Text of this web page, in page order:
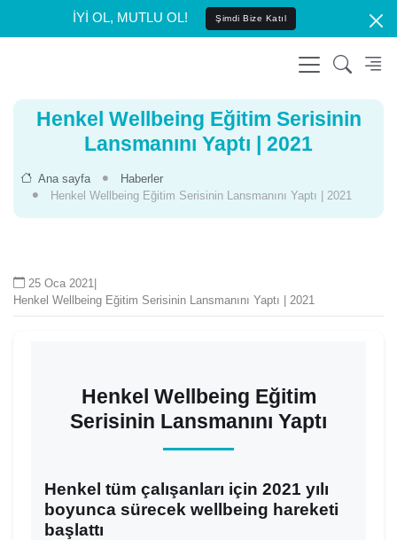
İYİ OL, MUTLU OL! Şimdi Bize Katıl
Henkel Wellbeing Eğitim Serisinin
Lansmanını Yaptı | 2021
Ana sayfa
Haberler
Henkel Wellbeing Eğitim Serisinin Lansmanını Yaptı | 2021
25 Oca 2021
Henkel Wellbeing Eğitim Serisinin Lansmanını Yaptı | 2021
Henkel Wellbeing Eğitim
Serisinin Lansmanını Yaptı
Henkel tüm çalışanları için 2021 yılı
boyunca sürecek wellbeing hareketi
başlattı